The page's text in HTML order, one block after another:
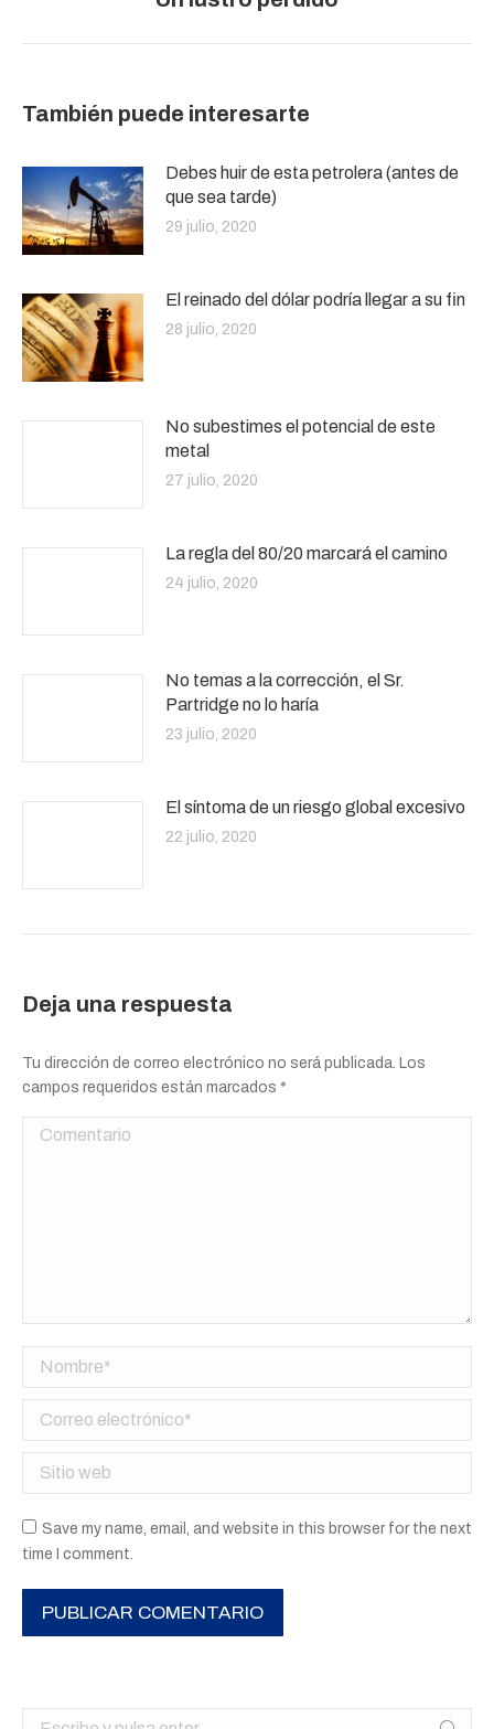
También puede interesarte
Debes huir de esta petrolera (antes de
que sea tarde)
29 julio, 2020
El reinado del dólar podría llegar a su fin
28 julio, 2020
No subestimes el potencial de este
metal
27 julio, 2020
La regla del 80/20 marcará el camino
24 julio, 2020
No temas a la corrección, el Sr.
Partridge no lo haría
23 julio, 2020
El síntoma de un riesgo global excesivo
22 julio, 2020
Deja una respuesta
Tu dirección de correo electrónico no será publicada. Los
campos requeridos están marcados *
Comentario
Nombre *
Correo electrónico *
Sitio web
Save my name, email, and website in this browser for the next
time I comment.
PUBLICAR COMENTARIO
Buscar: